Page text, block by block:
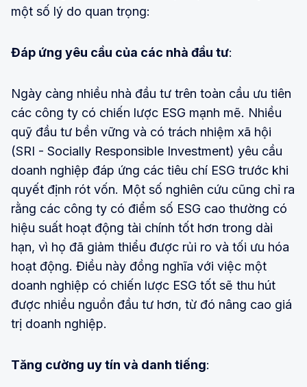
một số lý do quan trọng:
Đáp ứng yêu cầu của các nhà đầu tư:
Ngày càng nhiều nhà đầu tư trên toàn cầu ưu tiên
các công ty có chiến lược ESG mạnh mẽ. Nhiều
quỹ đầu tư bền vững và có trách nhiệm xã hội
(SRI - Socially Responsible Investment) yêu cầu
doanh nghiệp đáp ứng các tiêu chí ESG trước khi
quyết định rót vốn. Một số nghiên cứu cũng chỉ ra
rằng các công ty có điểm số ESG cao thường có
hiệu suất hoạt động tài chính tốt hơn trong dài
hạn, vì họ đã giảm thiểu được rủi ro và tối ưu hóa
hoạt động. Điều này đồng nghĩa với việc một
doanh nghiệp có chiến lược ESG tốt sẽ thu hút
được nhiều nguồn đầu tư hơn, từ đó nâng cao giá
trị doanh nghiệp.
Tăng cường uy tín và danh tiếng: